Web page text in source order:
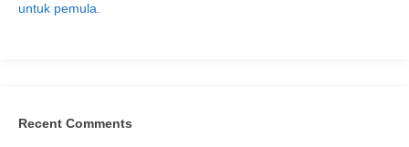
untuk pemula.
Recent Comments